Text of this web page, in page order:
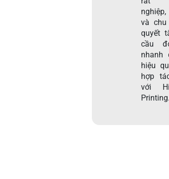
và chu
quyết
cầu
nhanh
hiệu
hợp
với
Printing.